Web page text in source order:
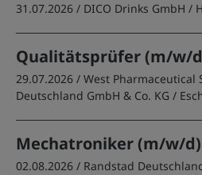
31.07.2026 / DICO Drinks GmbH /
Qualitätsprüfer (m/w/
29.07.2026 / West Pharmaceutical
Deutschland GmbH & Co. KG /
Mechatroniker (m/w/d)
02.08.2026 / Randstad